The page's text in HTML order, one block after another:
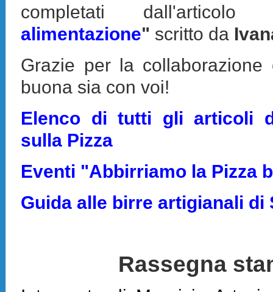
completati dall'articolo
alimentazione" scritto da
Grazie per la
buona sia con voi!
Elenco di tutti gli articoli
sulla Pizza
Eventi "Abbirriamo la Pizza
Guida alle birre artigianali di
Rassegna